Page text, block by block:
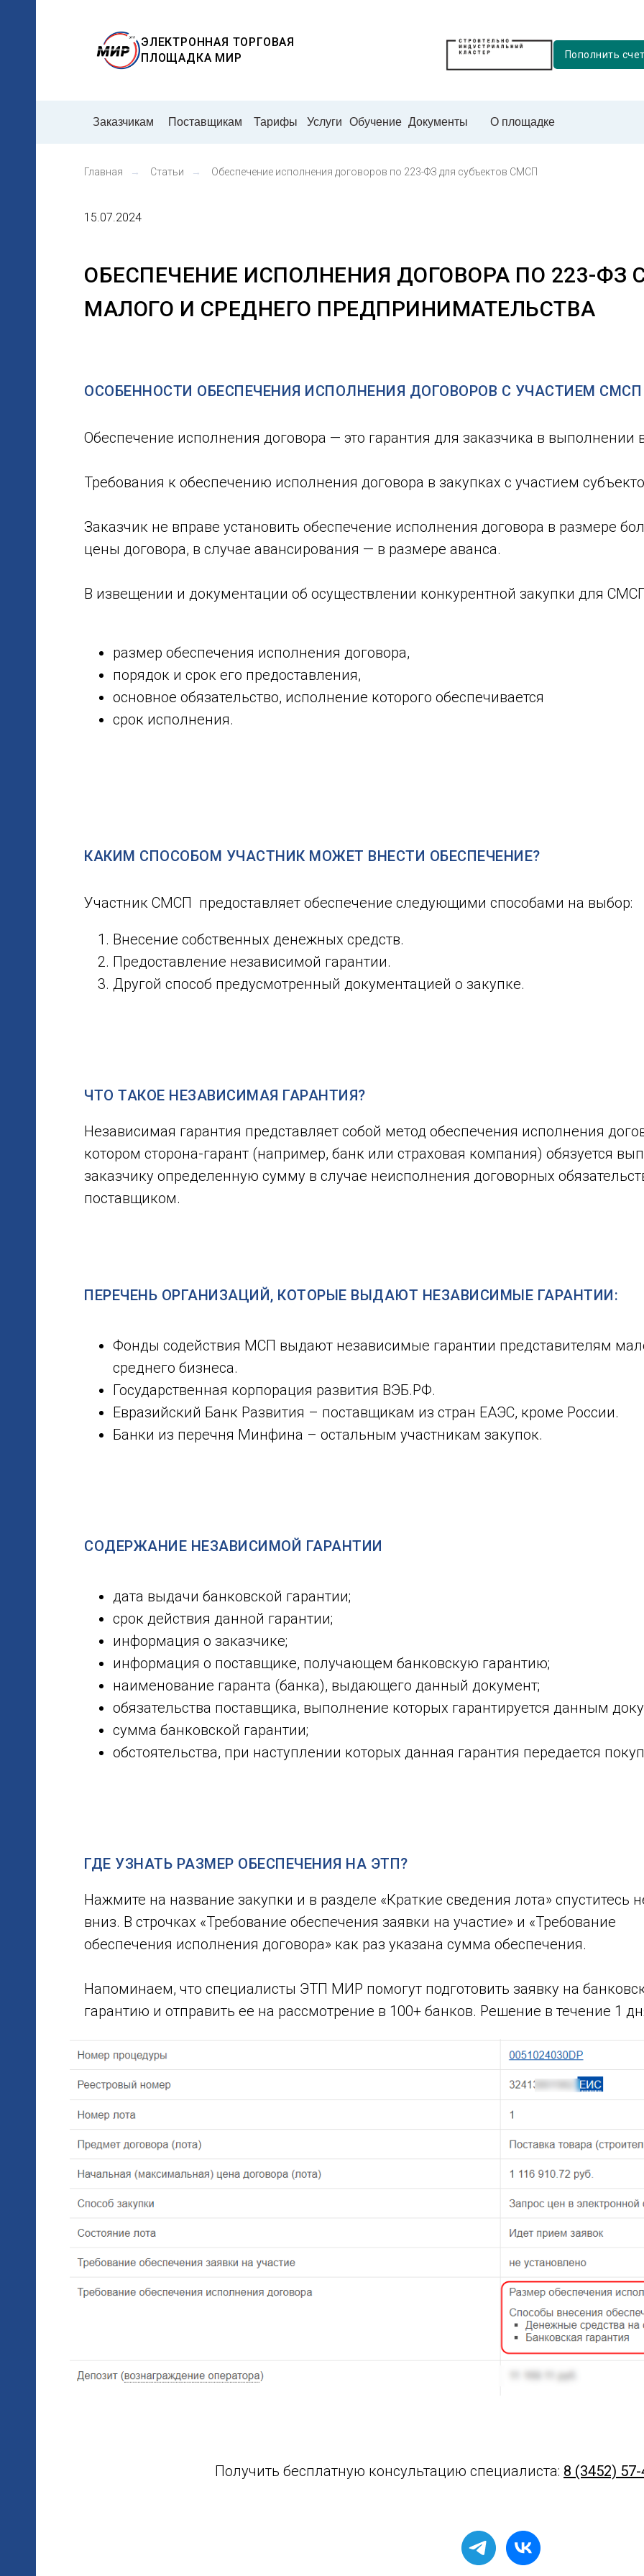
ЭЛЕКТРОННАЯ ТОРГОВАЯ
ПЛОЩАДКА МИР Пополнить счет
Заказчикам Поставщикам Тарифы Услуги Обучение Документы О площадке
Главная → Статьи → Обеспечение исполнения договоров по 223-ФЗ для субъектов СМСП
15.07.2024
ОБЕСПЕЧЕНИЕ ИСПОЛНЕНИЯ ДОГОВОРА ПО 223-ФЗ
МАЛОГО И СРЕДНЕГО ПРЕДПРИНИМАТЕЛЬСТВА
ОСОБЕННОСТИ ОБЕСПЕЧЕНИЯ ИСПОЛНЕНИЯ ДОГОВОРОВ С УЧАСТИЕМ СМСП
Обеспечение исполнения договора — это гарантия для заказчика в выполнении
Требования к обеспечению исполнения договора в закупках с участием
Заказчик не вправе установить обеспечение исполнения договора в размере
цены договора, в случае авансирования — в размере аванса.
В извещении и документации об осуществлении конкурентной закупки для
размер обеспечения исполнения договора,
порядок и срок его предоставления,
основное обязательство, исполнение которого обеспечивается
срок исполнения.
КАКИМ СПОСОБОМ УЧАСТНИК МОЖЕТ ВНЕСТИ ОБЕСПЕЧЕНИЕ?
Участник СМСП предоставляет обеспечение следующими способами на выбор:
Внесение собственных денежных средств.
Предоставление независимой гарантии.
Другой способ предусмотренный документацией о закупке.
ЧТО ТАКОЕ НЕЗАВИСИМАЯ ГАРАНТИЯ?
Независимая гарантия представляет собой метод обеспечения исполнения
котором сторона-гарант (например, банк или страховая компания) обязуется
заказчику определенную сумму в случае неисполнения договорных
поставщиком.
ПЕРЕЧЕНЬ ОРГАНИЗАЦИЙ, КОТОРЫЕ ВЫДАЮТ НЕЗАВИСИМЫЕ ГАРАНТИИ:
Фонды содействия МСП выдают независимые гарантии представителям
среднего бизнеса.
Государственная корпорация развития ВЭБ.РФ.
Евразийский Банк Развития – поставщикам из стран ЕАЭС, кроме России.
Банки из перечня Минфина – остальным участникам закупок.
СОДЕРЖАНИЕ НЕЗАВИСИМОЙ ГАРАНТИИ
дата выдачи банковской гарантии;
срок действия данной гарантии;
информация о заказчике;
информация о поставщике, получающем банковскую гарантию;
наименование гаранта (банка), выдающего данный документ;
обязательства поставщика, выполнение которых гарантируется данным
сумма банковской гарантии;
обстоятельства, при наступлении которых данная гарантия передается
ГДЕ УЗНАТЬ РАЗМЕР ОБЕСПЕЧЕНИЯ НА ЭТП?
Нажмите на название закупки и в разделе «Краткие сведения лота» спуститесь
вниз. В строчках «Требование обеспечения заявки на участие» и «Требование
обеспечения исполнения договора» как раз указана сумма обеспечения.
Напоминаем, что специалисты ЭТП МИР помогут подготовить заявку на
гарантию и отправить ее на рассмотрение в 100+ банков. Решение в течение 1
Получить бесплатную консультацию специалиста: 8 (3452)